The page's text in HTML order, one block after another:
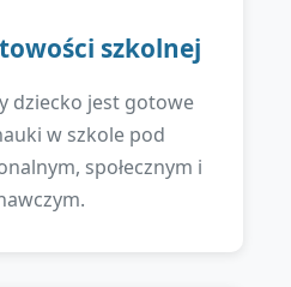
szkolnej
dziecko jest gotowe
w szkole pod
społecznym i